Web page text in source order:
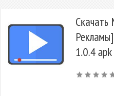
1.0.4 apk